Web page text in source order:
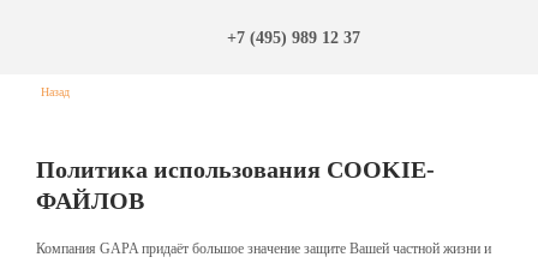
+7 (495) 989 12 37
Назад
Политика использования COOKIE-
ФАЙЛОВ
Компания GAPA придаёт большое значение защите Вашей частной жизни и